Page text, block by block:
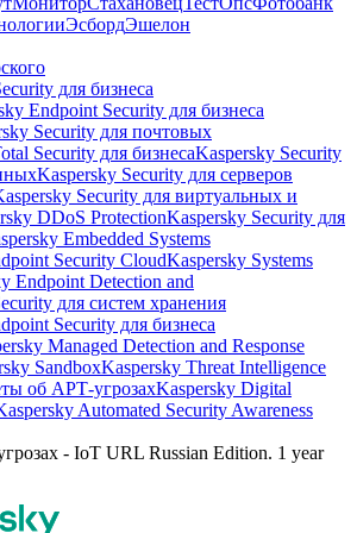
ЭсбордЭшелон
для бизнеса
Endpoint Security для бизнеса
Security для почтовых
Security для бизнесаKaspersky Security
Kaspersky Security для серверов
Security для виртуальных и
DDoS ProtectionKaspersky Security для
Embedded Systems
Security CloudKaspersky Systems
Endpoint Detection and
для систем хранения
Security для бизнеса
Managed Detection and Response
SandboxKaspersky Threat Intelligence
об АРТ-угрозахKaspersky Digital
Automated Security Awareness
- IoT URL Russian Edition. 1 year